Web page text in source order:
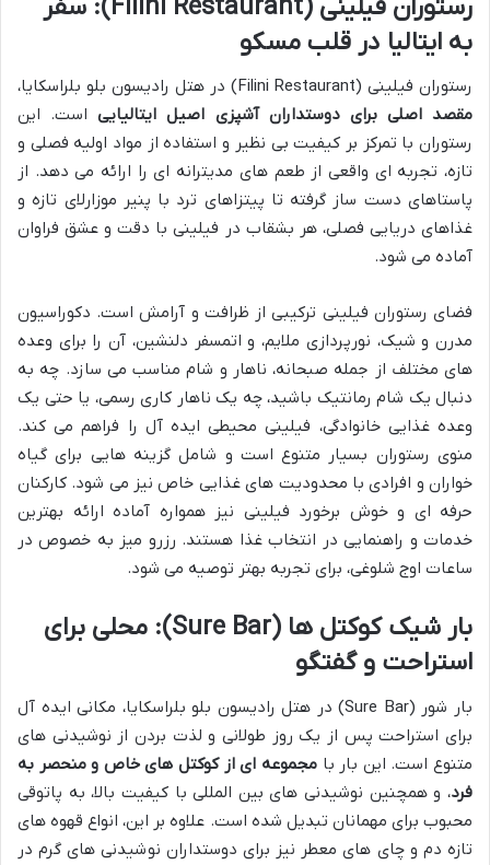
رستوران فیلینی (Filini Restaurant): سفر
به ایتالیا در قلب مسکو
رستوران فیلینی (Filini Restaurant) در هتل رادیسون بلو بلراسکایا،
مقصد اصلی برای دوستداران آشپزی اصیل ایتالیاییاست. این
رستوران با تمرکز بر کیفیت بی نظیر و استفاده از مواد اولیه فصلی و
تازه، تجربه ای واقعی از طعم های مدیترانه ای را ارائه می دهد. از
پاستاهای دست ساز گرفته تا پیتزاهای ترد با پنیر موزارلای تازه و
غذاهای دریایی فصلی، هر بشقاب در فیلینی با دقت و عشق فراوان
آماده می شود.
فضای رستوران فیلینی ترکیبی از ظرافت و آرامش است. دکوراسیون
مدرن و شیک، نورپردازی ملایم، و اتمسفر دلنشین، آن را برای وعده
های مختلف از جمله صبحانه، ناهار و شام مناسب می سازد. چه به
دنبال یک شام رمانتیک باشید، چه یک ناهار کاری رسمی، یا حتی یک
وعده غذایی خانوادگی، فیلینی محیطی ایده آل را فراهم می کند.
منوی رستوران بسیار متنوع است و شامل گزینه هایی برای گیاه
خواران و افرادی با محدودیت های غذایی خاص نیز می شود. کارکنان
حرفه ای و خوش برخورد فیلینی نیز همواره آماده ارائه بهترین
خدمات و راهنمایی در انتخاب غذا هستند. رزرو میز به خصوص در
ساعات اوج شلوغی، برای تجربه بهتر توصیه می شود.
بار شیک کوکتل ها (Sure Bar): محلی برای
استراحت و گفتگو
بار شور (Sure Bar) در هتل رادیسون بلو بلراسکایا، مکانی ایده آل
برای استراحت پس از یک روز طولانی و لذت بردن از نوشیدنی های
متنوع است. این بار بامجموعه ای از کوکتل های خاص و منحصر به
فرد، و همچنین نوشیدنی های بین المللی با کیفیت بالا، به پاتوقی
محبوب برای مهمانان تبدیل شده است. علاوه بر این، انواع قهوه های
تازه دم و چای های معطر نیز برای دوستداران نوشیدنی های گرم در